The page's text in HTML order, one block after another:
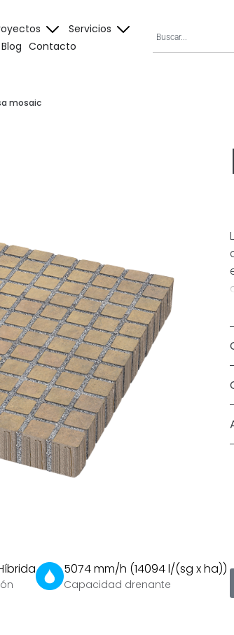
Servicios
Blog Contacto
mosaic
5074 mm/h (14094 l/(sg x ha))
Capacidad drenante